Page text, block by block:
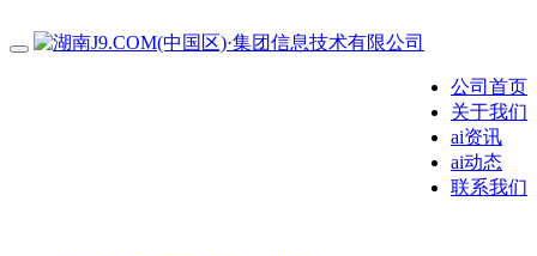
公司首页
关于我们
ai资讯
ai动态
联系我们